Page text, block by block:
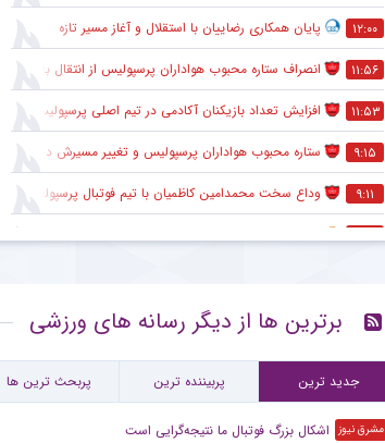
۱۲:۰۰ پایان همکاری رضاییان با استقلال و آغاز مسیر تازه
۱۱:۵۶ انصراف ستاره محبوب هواداران پرسپولیس از انتقال به الطلبه عراق
۱۱:۵۳ افزایش تعداد بازیکنان آکادمی در تیم اصلی پرسپولیس
۹:۱۵ ستاره محبوب هواداران پرسپولیس و تغییر مسیرش در نقل‌وانتقالات
۹:۱۱ وداع سخت محمدامین کاظمیان با تیم فوتبال پرسپولیس
۹:۰۶
۸:۵۷ درگذشت سرمربی باسابقه فوتبال ایتالیا در ۹۰ سالگی
۸:۵۳ احتمال بازگشت قریب‌الوقوع دروازه‌بان اسپانیایی به استقلال
برترین ها از دیگر رسانه های ورزشی
جدید ترین پربیننده ترین پربحث ترین ها
مشرق نیوز اشکال بزرگ فوتبال ما نتیجه‌گرایی است